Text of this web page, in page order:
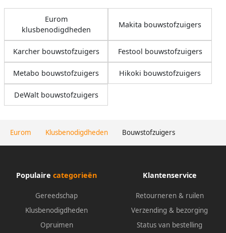
Eurom Klusbenodigdheden Bouwstofzuigers
Eurom
klusbenodigdheden
Makita bouwstofzuigers
Karcher bouwstofzuigers Festool bouwstofzuigers
Metabo bouwstofzuigers Hikoki bouwstofzuigers
DeWalt bouwstofzuigers
Populaire categorieën
Gereedschap
Klusbenodigdheden
Opruimen
Klantenservice
Retourneren & ruilen
Verzending & bezorging
Status van bestelling